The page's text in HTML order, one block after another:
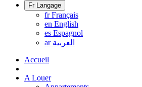
FrLangage
frFrançais
en English
es Espagnol
ar العربية
Accueil
A Louer